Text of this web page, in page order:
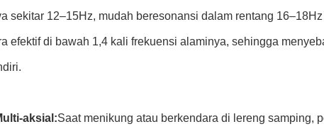
sekitar 12–15Hz, mudah beresonansi dalam rentang
efektif di bawah 1,4 kali frekuensi alaminya, sehingga
aksial:Saat menikung atau berkendara di lereng samping,